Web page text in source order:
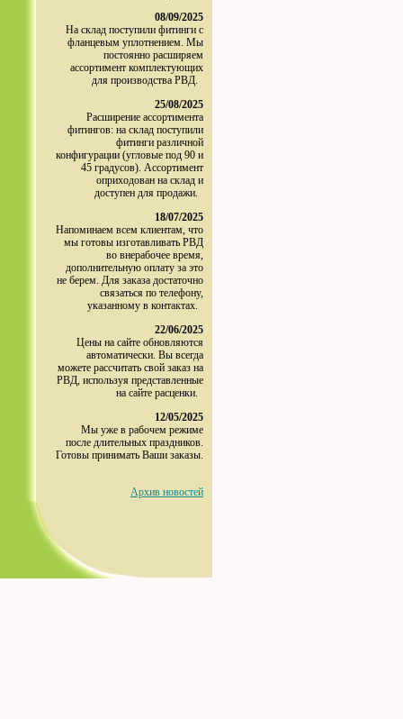
08/09/2025
На склад поступили фитинги с
фланцевым уплотнением. Мы
постоянно расширяем
ассортимент комплектующих
для производства РВД.
25/08/2025
Расширение ассортимента
фитингов: на склад поступили
фитинги различной
конфигурации (угловые под 90 и
45 градусов). Ассортимент
оприходован на склад и
доступен для продажи.
18/07/2025
Напоминаем всем клиентам, что
мы готовы изготавливать РВД
во внерабочее время,
дополнительную оплату за это
не берем. Для заказа достаточно
связаться по телефону,
указанному в контактах.
22/06/2025
Цены на сайте обновляются
автоматически. Вы всегда
можете рассчитать свой заказ на
РВД, используя представленные
на сайте расценки.
12/05/2025
Мы уже в рабочем режиме
после длительных праздников.
Готовы принимать Ваши заказы.
Архив новостей